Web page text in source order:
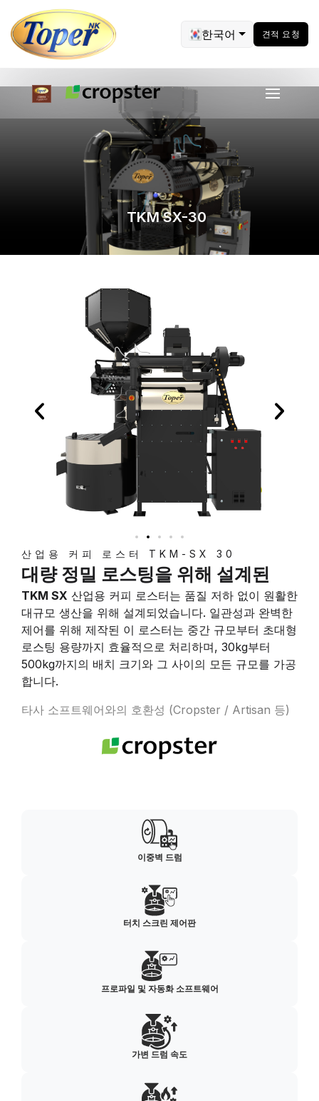
한국어 견적 요청
TKM SX-30
산업용 커피 로스터 TKM-SX 30
대량 정밀 로스팅을 위해 설계된
TKM SX 산업용 커피 로스터는 품질 저하 없이 원활한
대규모 생산을 위해 설계되었습니다. 일관성과 완벽한
제어를 위해 제작된 이 로스터는 중간 규모부터 초대형
로스팅 용량까지 효율적으로 처리하며, 30kg부터
500kg까지의 배치 크기와 그 사이의 모든 규모를 가공
합니다.
타사 소프트웨어와의 호환성 (Cropster / Artisan 등)
이중벽 드럼
터치 스크린 제어판
프로파일 및 자동화 소프트웨어
가변 드럼 속도